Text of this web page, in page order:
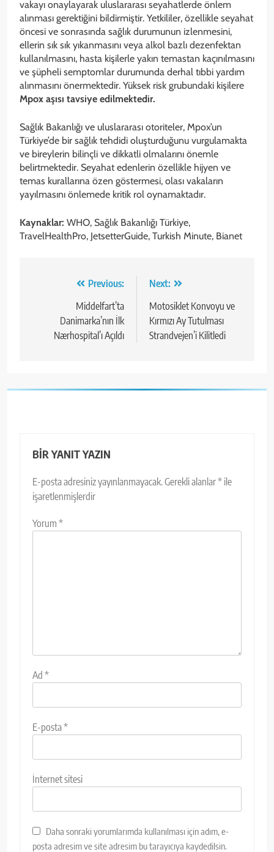
vakayı onaylayarak uluslararası seyahatlerde önlem
alınması gerektiğini bildirmiştir. Yetkililer, özellikle seyahat
öncesi ve sonrasında sağlık durumunun izlenmesini,
ellerin sık sık yıkanmasını veya alkol bazlı dezenfektan
kullanılmasını, hasta kişilerle yakın temastan kaçınılmasını
ve şüpheli semptomlar durumunda derhal tıbbi yardım
alınmasını önermektedir. Yüksek risk grubundaki kişilere
Mpox aşısı tavsiye edilmektedir.
Sağlık Bakanlığı ve uluslararası otoriteler, Mpox’un
Türkiye’de bir sağlık tehdidi oluşturduğunu vurgulamakta
ve bireylerin bilinçli ve dikkatli olmalarını önemle
belirtmektedir. Seyahat edenlerin özellikle hijyen ve
temas kurallarına özen göstermesi, olası vakaların
yayılmasını önlemede kritik rol oynamaktadır.
Kaynaklar: WHO, Sağlık Bakanlığı Türkiye,
TravelHealthPro, JetsetterGuide, Turkish Minute, Bianet
gezinmesi
Previous:
Middelfart’ta
Danimarka’nın İlk
Nærhospital’ı Açıldı
Next:
Motosiklet Konvoyu ve
Kırmızı Ay Tutulması
Strandvejen’i Kilitledi
BIR YANIT YAZIN
E-posta adresiniz yayınlanmayacak.Gerekli alanlar* ile
işaretlenmişlerdir
Yorum *
Ad *
E-posta*
İnternet sitesi
Daha sonraki yorumlarımda kullanılması için adım, e-
posta adresim ve site adresim bu tarayıcıya kaydedilsin.